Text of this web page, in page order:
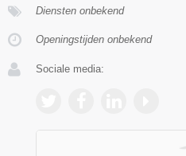
Diensten onbekend
Openingstijden onbekend
Sociale media: